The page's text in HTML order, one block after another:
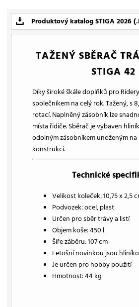
Produktový katalog STIGA 2026
TAŽENÝ SBĚRAČ
STIGA 42
Díky široké škále doplňků pro
společníkem na celý rok. Tažený, s
rotací. Naplněný zásobník lze
místa řidiče. Sběrač je vybaven
odolným zásobníkem unoženým
konstrukci.
Technické
Velikost koleček: 10,75 x 2,5
Podvozek: ocel, plast
Určen pro sběr trávy a listí
Objem koše: 450 l
Šíře záběru: 107 cm
Letošní novinkou jsou
Je určen pro hobby použití
Hmotnost: 44 kg